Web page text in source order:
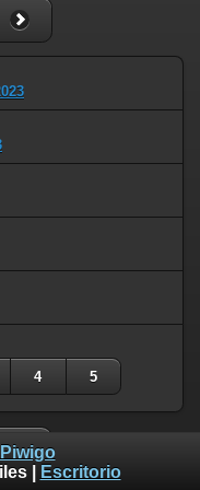
4 5
Piwigo
| Escritorio